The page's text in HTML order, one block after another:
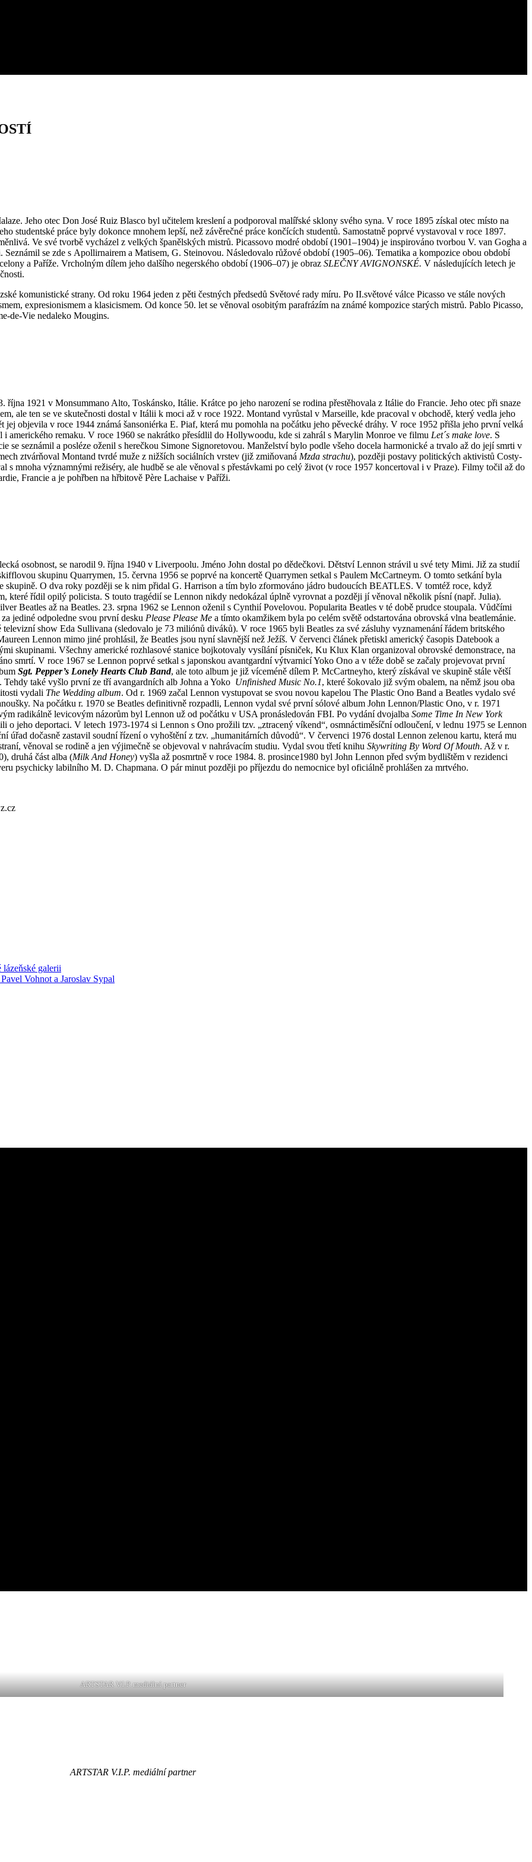
Jeho otec Don José Ruiz Blasco byl učitelem kreslení a podporoval malířské sklony svého syna. V roce 1895 získal otec místo na
studentské práce byly dokonce mnohem lepší, než závěrečné práce končících studentů. Samostatně poprvé vystavoval v roce 1897.
Ve své tvorbě vycházel z velkých španělských mistrů. Picassovo modré období (1901–1904) je inspirováno tvorbou V. van Gogha a
se zde s Apollirnairem a Matisem, G. Steinovou. Následovalo růžové období (1905–06). Tematika a kompozice obou období
a Paříže. Vrcholným dílem jeho dalšího negerského období (1906–07) je obraz SLEČNY AVIGNONSKÉ. V následujících letech je
komunistické strany. Od roku 1964 jeden z pěti čestných předsedů Světové rady míru. Po II.světové válce Picasso ve stále nových
expresionismem a klasicismem. Od konce 50. let se věnoval osobitým parafrázím na známé kompozice starých mistrů. Pablo Picasso,
de-Vie nedaleko Mougins.
1921 v Monsummano Alto, Toskánsko, Itálie. Krátce po jeho narození se rodina přestěhovala z Itálie do Francie. Jeho otec při snaze
ale ten se ve skutečnosti dostal v Itálii k moci až v roce 1922. Montand vyrůstal v Marseille, kde pracoval v obchodě, který vedla jeho
objevila v roce 1944 známá šansoniérka E. Piaf, která mu pomohla na počátku jeho pěvecké dráhy. V roce 1952 přišla jeho první velká
i amerického remaku. V roce 1960 se nakrátko přesídlil do Hollywoodu, kde si zahrál s Marylin Monroe ve filmu Let´s make love. S
seznámil a posléze oženil s herečkou Simone Signoretovou. Manželství bylo podle všeho docela harmonické a trvalo až do její smrti v
ztvárňoval Montand tvrdé muže z nižších sociálních vrstev (již zmiňovaná Mzda strachu), později postavy politických aktivistů Costy-
s mnoha významnými režiséry, ale hudbě se ale věnoval s přestávkami po celý život (v roce 1957 koncertoval i v Praze). Filmy točil až do
Francie a je pohřben na hřbitově Père Lachaise v Paříži.
osobnost, se narodil 9. října 1940 v Liverpoolu. Jméno John dostal po dědečkovi. Dětství Lennon strávil u své tety Mimi. Již za studií
skupinu Quarrymen, 15. června 1956 se poprvé na koncertě Quarrymen setkal s Paulem McCartneym. O tomto setkání byla
skupině. O dva roky později se k nim přidal G. Harrison a tím bylo zformováno jádro budoucích BEATLES. V tomtéž roce, když
které řídil opilý policista. S touto tragédií se Lennon nikdy nedokázal úplně vyrovnat a později jí věnoval několik písní (např. Julia).
Beatles až na Beatles. 23. srpna 1962 se Lennon oženil s Cynthií Povelovou. Popularita Beatles v té době prudce stoupala. Vůdčími
jediné odpoledne svou první desku Please Please Me a tímto okamžikem byla po celém světě odstartována obrovská vlna beatlemánie.
show Eda Sullivana (sledovalo je 73 miliónů diváků). V roce 1965 byli Beatles za své zásluhy vyznamenání řádem britského
Lennon mimo jiné prohlásil, že Beatles jsou nyní slavnější než Ježíš. V červenci článek přetiskl americký časopis Datebook a
skupinami. Všechny americké rozhlasové stanice bojkotovaly vysílání písniček, Ku Klux Klan organizoval obrovské demonstrace, na
smrtí. V roce 1967 se Lennon poprvé setkal s japonskou avantgardní výtvarnicí Yoko Ono a v téže době se začaly projevovat první
Sgt. Pepper’s Lonely Hearts Club Band, ale toto album je již víceméně dílem P. McCartneyho, který získával ve skupině stále větší
také vyšlo první ze tří avangardních alb Johna a Yoko Unfinished Music No.1, které šokovalo již svým obalem, na němž jsou oba
vydali The Wedding album. Od r. 1969 začal Lennon vystupovat se svou novou kapelou The Plastic Ono Band a Beatles vydalo své
Na počátku r. 1970 se Beatles definitivně rozpadli, Lennon vydal své první sólové album John Lennon/Plastic Ono, v r. 1971
radikálně levicovým názorům byl Lennon už od počátku v USA pronásledován FBI. Po vydání dvojalba Some Time In New York
o jeho deportaci. V letech 1973-1974 si Lennon s Ono prožili tzv. „ztracený víkend“, osmnáctiměsíční odloučení, v lednu 1975 se Lennon
úřad dočasně zastavil soudní řízení o vyhoštění z tzv. „humanitárních důvodů“. V červenci 1976 dostal Lennon zelenou kartu, která mu
věnoval se rodině a jen výjimečně se objevoval v nahrávacím studiu. Vydal svou třetí knihu Skywriting By Word Of Mouth. Až v r.
druhá část alba (Milk And Honey) vyšla až posmrtně v roce 1984. 8. prosince1980 byl John Lennon před svým bydlištěm v rezidenci
psychicky labilního M. D. Chapmana. O pár minut později po příjezdu do nemocnice byl oficiálně prohlášen za mrtvého.
galerii
Vohnot a Jaroslav Sypal
ARTSTAR V.I.P. mediální partner
ARTSTAR V.I.P. mediální partner